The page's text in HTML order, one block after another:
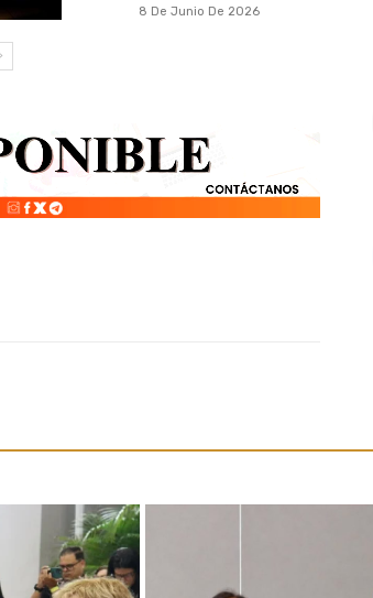
8 De Junio De 2026